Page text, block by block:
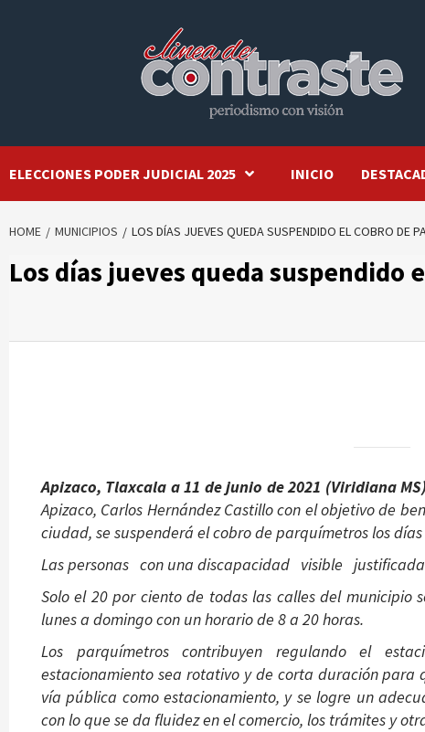
ELECCIONES PODER JUDICIAL 2025 INICIO
HOME MUNICIPIOS LOS DÍAS JUEVES QUEDA SUSPENDIDO EL COBRO DE
Los días jueves queda suspendido
Apizaco, Tlaxcala a 11 de junio de 2021 (Viridiana
Apizaco, Carlos Hernández Castillo con el objetivo de
ciudad, se suspenderá el cobro de parquímetros los
Las personas con una discapacidad visible
Solo el 20 por ciento de todas las calles del
lunes a domingo con un horario de 8 a 20 horas.
Los parquímetros contribuyen regulando el
estacionamiento sea rotativo y de corta duración
vía pública como estacionamiento, y se logre un
con lo que se da fluidez en el comercio, los trámites y